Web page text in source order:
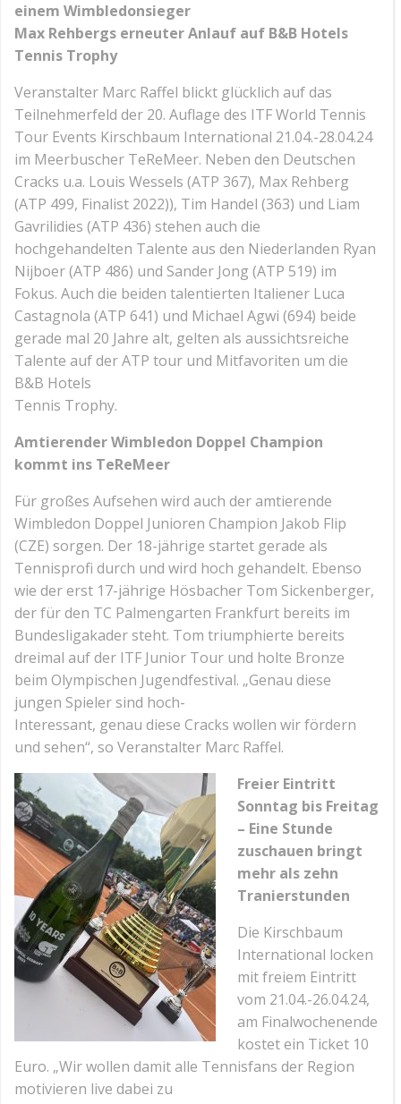
einem Wimbledonsieger
Max Rehbergs erneuter Anlauf auf B&B Hotels
Tennis Trophy
Veranstalter Marc Raffel blickt glücklich auf das
Teilnehmerfeld der 20. Auflage des ITF World Tennis
Tour Events Kirschbaum International 21.04.-28.04.24
im Meerbuscher TeReMeer. Neben den Deutschen
Cracks u.a. Louis Wessels (ATP 367), Max Rehberg
(ATP 499, Finalist 2022)), Tim Handel (363) und Liam
Gavrilidies (ATP 436) stehen auch die
hochgehandelten Talente aus den Niederlanden Ryan
Nijboer (ATP 486) und Sander Jong (ATP 519) im
Fokus. Auch die beiden talentierten Italiener Luca
Castagnola (ATP 641) und Michael Agwi (694) beide
gerade mal 20 Jahre alt, gelten als aussichtsreiche
Talente auf der ATP tour und Mitfavoriten um die
B&B Hotels
Tennis Trophy.
Amtierender Wimbledon Doppel Champion
kommt ins TeReMeer
Für großes Aufsehen wird auch der amtierende
Wimbledon Doppel Junioren Champion Jakob Flip
(CZE) sorgen. Der 18-jährige startet gerade als
Tennisprofi durch und wird hoch gehandelt. Ebenso
wie der erst 17-jährige Hösbacher Tom Sickenberger,
der für den TC Palmengarten Frankfurt bereits im
Bundesligakader steht. Tom triumphierte bereits
dreimal auf der ITF Junior Tour und holte Bronze
beim Olympischen Jugendfestival. „Genau diese
jungen Spieler sind hoch-
Interessant, genau diese Cracks wollen wir fördern
und sehen“, so Veranstalter Marc Raffel.
Freier Eintritt
Sonntag bis Freitag
– Eine Stunde
zuschauen bringt
mehr als zehn
Tranierstunden
Die Kirschbaum
International locken
mit freiem Eintritt
vom 21.04.-26.04.24,
am Finalwochenende
kostet ein Ticket 10
Euro. „Wir wollen damit alle Tennisfans der Region
motivieren live dabei zu